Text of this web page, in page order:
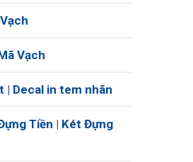
Vạch
| Decal in tem nhãn
Tiền | Két Đựng